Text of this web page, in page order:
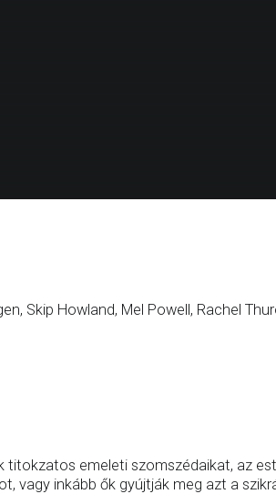
Skip Howland, Mel Powell, Rachel
titokzatos emeleti szomszédaikat, az
vagy inkább ők gyújtják meg azt a